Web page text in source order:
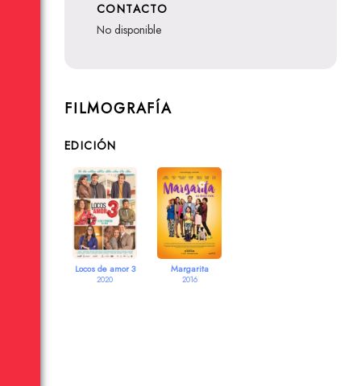
CONTACTO
no disponible
FILMOGRAFÍA
EDICIÓN
Locos de amor 3
2020
Margarita
2016